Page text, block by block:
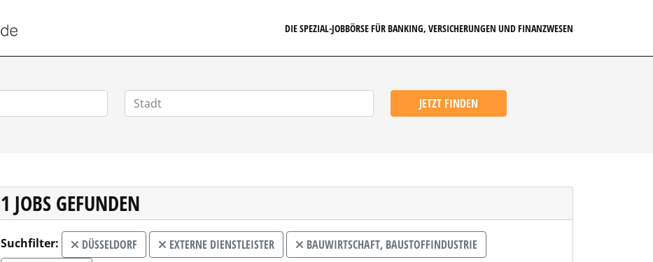
DIE SPEZIAL-JOBBÖRSE FÜR BANKING, VERSICHERUNGEN UND FINANZWESEN
JETZT FINDEN
1 JOBS GEFUNDEN
Suchfilter: DÜSSELDORF EXTERNE DIENSTLEISTER
BAUWIRTSCHAFT, BAUSTOFFINDUSTRIE